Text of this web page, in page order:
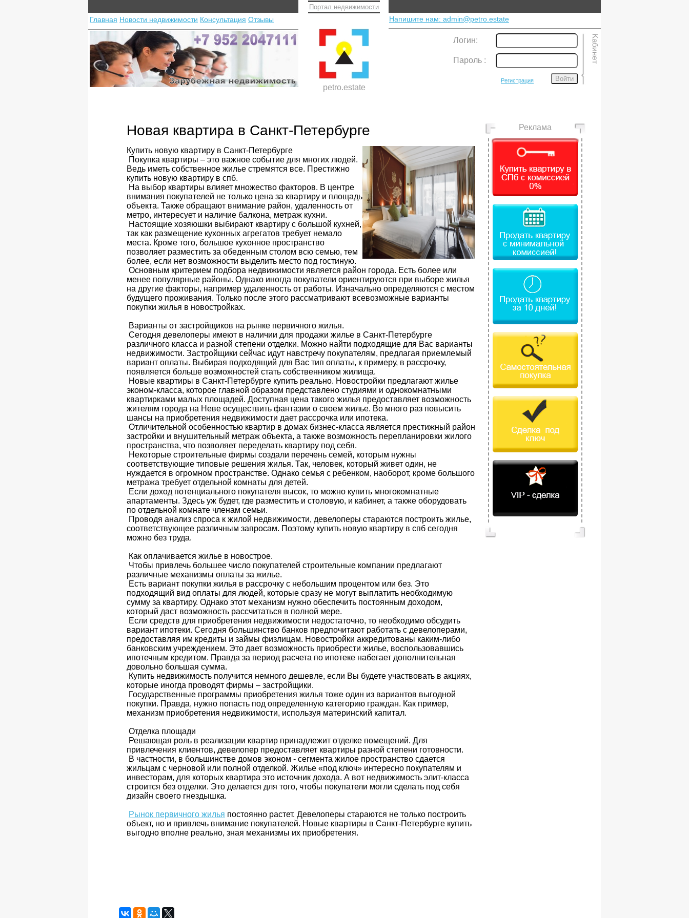
Главная Новости недвижимости Консультация Отзывы
Портал недвижимости
petro.estate
Напишите нам: admin@petro.estate
Логин:
Пароль :
Регистрация Войти
Новая квартира в Санкт-Петербурге
Купить новую квартиру в Санкт-Петербурге
Покупка квартиры – это важное событие для многих людей.
Ведь иметь собственное жилье стремятся все. Престижно
купить новую квартиру в спб.
На выбор квартиры влияет множество факторов. В центре
внимания покупателей не только цена за квартиру и площадь
объекта. Также обращают внимание район, удаленность от
метро, интересует и наличие балкона, метраж кухни.
Настоящие хозяюшки выбирают квартиру с большой кухней,
так как размещение кухонных агрегатов требует немало
места. Кроме того, большое кухонное пространство
позволяет разместить за обеденным столом всю семью, тем
более, если нет возможности выделить место под гостиную.
Основным критерием подбора недвижимости является район города. Есть более или
менее популярные районы. Однако иногда покупатели ориентируются при выборе жилья
на другие факторы, например удаленность от работы. Изначально определяются с местом
будущего проживания. Только после этого рассматривают всевозможные варианты
покупки жилья в новостройках.
Варианты от застройщиков на рынке первичного жилья.
Сегодня девелоперы имеют в наличии для продажи жилье в Санкт-Петербурге
различного класса и разной степени отделки. Можно найти подходящие для Вас варианты
недвижимости. Застройщики сейчас идут навстречу покупателям, предлагая приемлемый
вариант оплаты. Выбирая подходящий для Вас тип оплаты, к примеру, в рассрочку,
появляется больше возможностей стать собственником жилища.
Новые квартиры в Санкт-Петербурге купить реально. Новостройки предлагают жилье
эконом-класса, которое главной образом представлено студиями и однокомнатными
квартирками малых площадей. Доступная цена такого жилья предоставляет возможность
жителям города на Неве осуществить фантазии о своем жилье. Во много раз повысить
шансы на приобретения недвижимости дает рассрочка или ипотека.
Отличительной особенностью квартир в домах бизнес-класса является престижный район
застройки и внушительный метраж объекта, а также возможность перепланировки жилого
пространства, что позволяет переделать квартиру под себя.
Некоторые строительные фирмы создали перечень семей, которым нужны
соответствующие типовые решения жилья. Так, человек, который живет один, не
нуждается в огромном пространстве. Однако семья с ребенком, наоборот, кроме большого
метража требует отдельной комнаты для детей.
Если доход потенциального покупателя высок, то можно купить многокомнатные
апартаменты. Здесь уж будет, где разместить и столовую, и кабинет, а также оборудовать
по отдельной комнате членам семьи.
Проводя анализ спроса к жилой недвижимости, девелоперы стараются построить жилье,
соответствующее различным запросам. Поэтому купить новую квартиру в спб сегодня
можно без труда.
Как оплачивается жилье в новострое.
Чтобы привлечь большее число покупателей строительные компании предлагают
различные механизмы оплаты за жилье.
Есть вариант покупки жилья в рассрочку с небольшим процентом или без. Это
подходящий вид оплаты для людей, которые сразу не могут выплатить необходимую
сумму за квартиру. Однако этот механизм нужно обеспечить постоянным доходом,
который даст возможность рассчитаться в полной мере.
Если средств для приобретения недвижимости недостаточно, то необходимо обсудить
вариант ипотеки. Сегодня большинство банков предпочитают работать с девелоперами,
предоставляя им кредиты и займы физлицам. Новостройки аккредитованы каким-либо
банковским учреждением. Это дает возможность приобрести жилье, воспользовавшись
ипотечным кредитом. Правда за период расчета по ипотеке набегает дополнительная
довольно большая сумма.
Купить недвижимость получится немного дешевле, если Вы будете участвовать в акциях,
которые иногда проводят фирмы – застройщики.
Государственные программы приобретения жилья тоже один из вариантов выгодной
покупки. Правда, нужно попасть под определенную категорию граждан. Как пример,
механизм приобретения недвижимости, используя материнский капитал.
Отделка площади
Решающая роль в реализации квартир принадлежит отделке помещений. Для
привлечения клиентов, девелопер предоставляет квартиры разной степени готовности.
В частности, в большинстве домов эконом - сегмента жилое пространство сдается
жильцам с черновой или полной отделкой. Жилье «под ключ» интересно покупателям и
инвесторам, для которых квартира это источник дохода. А вот недвижимость элит-класса
строится без отделки. Это делается для того, чтобы покупатели могли сделать под себя
дизайн своего гнездышка.
Рынок первичного жилья постоянно растет. Девелоперы стараются не только построить
объект, но и привлечь внимание покупателей. Новые квартиры в Санкт-Петербурге купить
выгодно вполне реально, зная механизмы их приобретения.
Реклама